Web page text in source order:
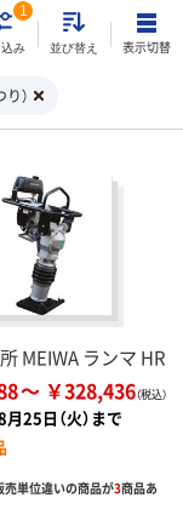
み
1
並び替え 表示切替
）
MEIWA ランマ HR
￥328,436
月25日（火）まで
売単位違いの商品が3商品あ